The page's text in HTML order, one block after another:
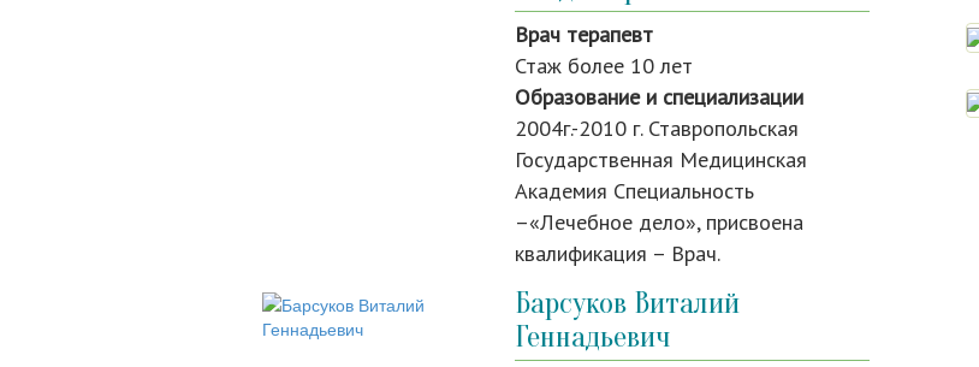
Врач терапевт
Стаж более 10 лет
Образование и специализации
2004г.-2010 г. Ставропольская
Государственная Медицинская
Академия Специальность
–«Лечебное дело», присвоена
квалификация – Врач.
Барсуков Виталий
Геннадьевич